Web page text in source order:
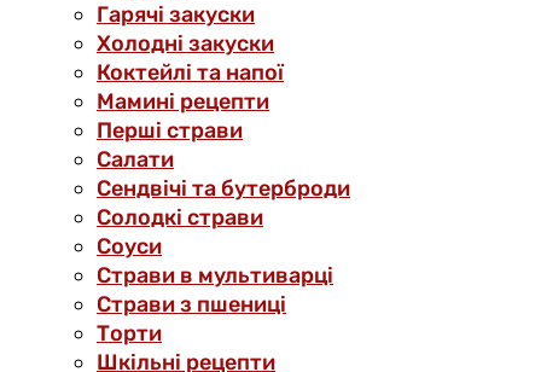
Гарячі закуски
Холодні закуски
Коктейлі та напої
Мамині рецепти
Перші страви
Салати
Сендвічі та бутерброди
Солодкі страви
Соуси
Страви в мультиварці
Страви з пшениці
Торти
Шкільні рецепти